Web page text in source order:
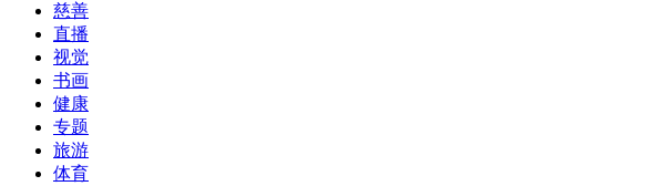
慈善
直播
视觉
书画
健康
专题
旅游
体育